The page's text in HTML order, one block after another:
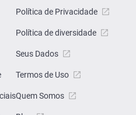
Política de Privacidade
Política de diversidade
Seus Dados
Termos de Uso
Quem Somos